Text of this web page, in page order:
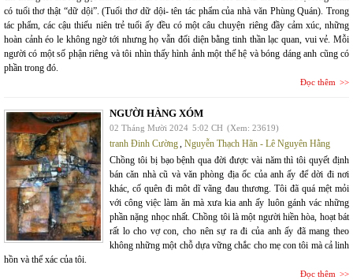
có tuổi thơ thật “dữ dội”. (Tuổi thơ dữ dội- tên tác phẩm của nhà văn Phùng Quán). Trong
tác phẩm, các cậu thiếu niên trẻ tuổi ấy đều có một câu chuyện riêng đầy cảm xúc, những
hoàn cảnh éo le không ngờ tới nhưng họ vẫn đối diện bằng tinh thần lạc quan, vui vẻ. Mỗi
người có một số phận riêng và tôi nhìn thấy hình ảnh một thế hệ và bóng dáng anh cũng có
phần trong đó.
Đọc thêm
NGƯỜI HÀNG XÓM
02 Tháng Mười 2024 5:02 CH (Xem: 23619)
tranh Đinh Cường, Nguyễn Thạch Hãn - Lê Nguyên Hằng
Chồng tôi bị bạo bệnh qua đời được vài năm thì tôi quyết định
bán căn nhà cũ và văn phòng địa ốc của anh ấy để dời đi nơi
khác, cố quên đi môt dĩ vãng đau thương. Tôi đã quá mệt mỏi
với công việc làm ăn mà xưa kia anh ấy luôn gánh vác những
phần nặng nhọc nhất. Chồng tôi là một người hiền hòa, hoạt bát
rất lo cho vợ con, cho nên sự ra đi của anh ấy đã mang theo
không những một chỗ dựa vững chắc cho mẹ con tôi mà cả linh
hồn và thể xác của tôi.
Đọc thêm